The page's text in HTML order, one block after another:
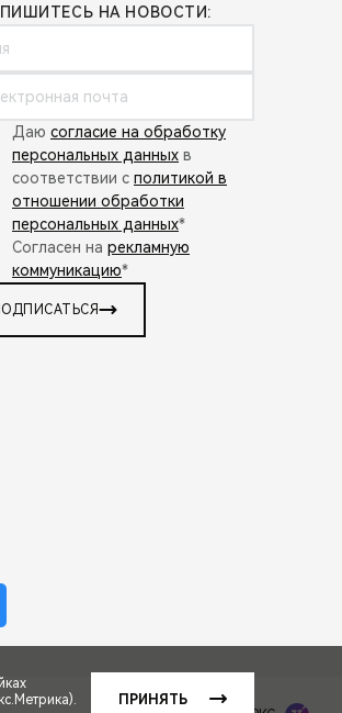
НА НОВОСТИ:
Даю согласие на обработку
персональных данных в
соответствии с политикой в
отношении обработки
персональных данных*
Согласен на рекламную
коммуникацию*
ПРИНЯТЬ